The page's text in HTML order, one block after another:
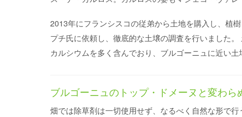
2013年にフランシスコの従弟から土地を購入し、植
プチ氏に依頼し、徹底的な土壌の調査を行いました
カルシウムを多く含んでおり、ブルゴーニュに近い土
ブルゴーニュのトップ・ドメーヌと変わら
畑では除草剤は一切使用せず、なるべく自然な形で